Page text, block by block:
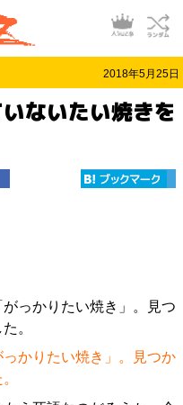
2018年5月25日
ないたい焼きを
かりたい焼き」。見つか